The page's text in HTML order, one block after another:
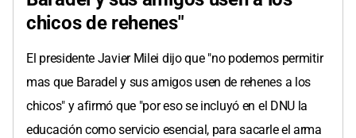
chicos de rehenes"
El presidente Javier Milei dijo que "no podemos permitir
mas que Baradel y sus amigos usen de rehenes a los
chicos" y afirmó que "por eso se incluyó en el DNU la
educación como servicio esencial, para sacarle el arma